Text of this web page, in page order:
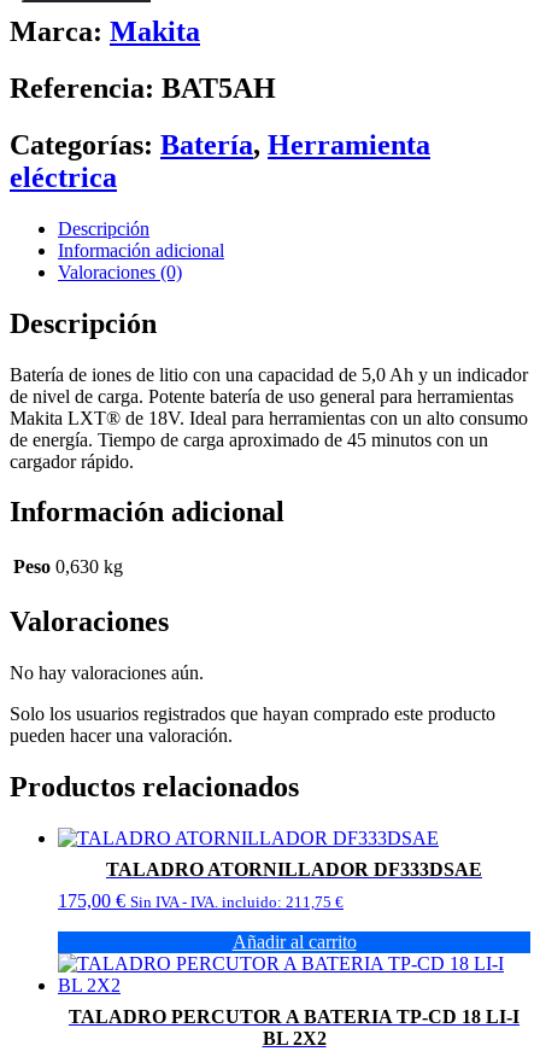
18V
cantidad
Marca: Makita
Referencia: BAT5AH
Categorías: Batería, Herramienta
eléctrica
Descripción
Información adicional
Valoraciones (0)
Descripción
Batería de iones de litio con una capacidad de 5,0 Ah y un indicador
de nivel de carga. Potente batería de uso general para herramientas
Makita LXT® de 18V. Ideal para herramientas con un alto consumo
de energía. Tiempo de carga aproximado de 45 minutos con un
cargador rápido.
Información adicional
Peso 0,630 kg
Valoraciones
No hay valoraciones aún.
Solo los usuarios registrados que hayan comprado este producto
pueden hacer una valoración.
Productos relacionados
TALADRO ATORNILLADOR DF333DSAE
175,00 € Sin IVA - IVA. incluido: 211,75 €
Añadir al carrito
TALADRO PERCUTOR A BATERIA TP-CD 18 LI-I
BL 2X2